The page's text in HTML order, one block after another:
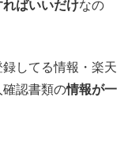
ばいいだけなの
してる情報・楽天
認書類の情報が一